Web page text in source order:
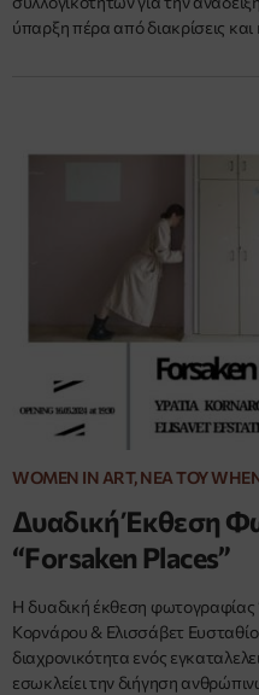
ύπαρξη πέρα από διακρίσεις
WOMEN IN ART, ΝΈΑ ΤΟΥ
Δυαδική Έκθεση
“Forsaken Places”
Η δυαδική έκθεση φωτογραφίας
Κορνάρου & Ελισσάβετ
διαχρονικότητα ενός
εσωκλείει την διήγηση